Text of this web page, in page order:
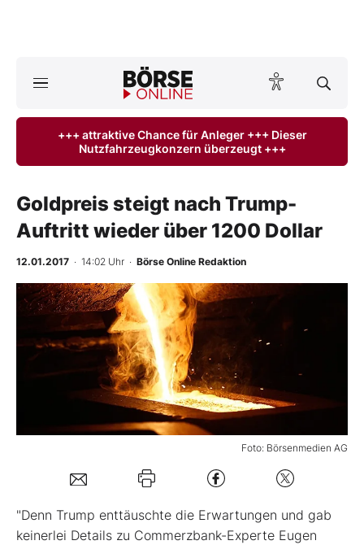
Anlageprodukte
Finanz-Check
Abo & Shop
Experten
Mein B:O
Mein Konto
Kontakt
+++ attraktive Chance für Anleger +++ Dieser
Nutzfahrzeugkonzern überzeugt +++
Goldpreis steigt nach Trump-
Auftritt wieder über 1200 Dollar
12.01.2017 · 14:02 Uhr · Börse Online Redaktion
Foto: Börsenmedien AG
"Denn Trump enttäuschte die Erwartungen und gab
keinerlei Details zu Commerzbank-Experte Eugen